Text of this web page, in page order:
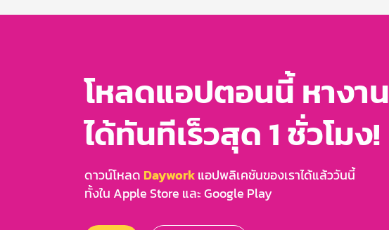
โหลดแอปตอนนี้ หางาน
ได้ทันทีเร็วสุด 1 ชั่วโมง!
ดาวน์โหลด Dayworkแอปพลิเคชันของเราได้แล้ววันนี้
ทั้งใน Apple Store และ Google Play